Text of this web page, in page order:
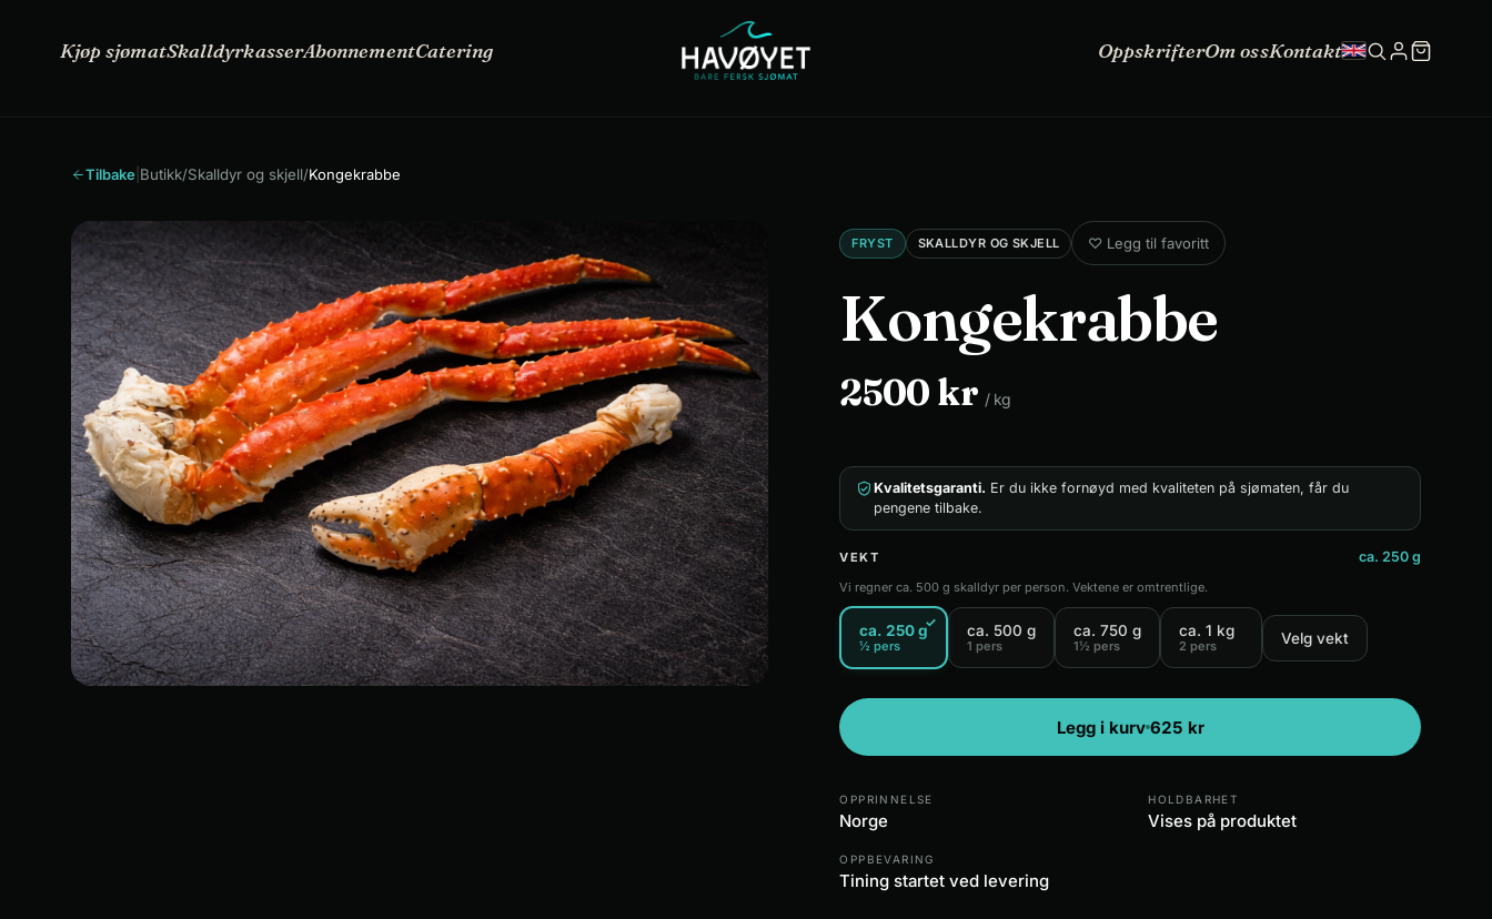
sjømat
Tilbake Butikk/Skalldyr og skjell/Kongekrabbe
FRYST SKALLDYR OG SKJELL ♡ Legg til favoritt
Kongekrabbe
2500 kr / kg
Kvalitetsgaranti. Er du ikke fornøyd med kvaliteten på sjømaten, får du
pengene tilbake.
VEKT ca. 250 g
Vi regner ca. 500 g skalldyr per person. Vektene er omtrentlige.
ca. 250 g
½ pers
✓ ca. 500 g
1 pers
ca. 750 g
1½ pers
ca. 1 kg
2 pers Velg vekt
Legg i kurv 625 kr
OPPRINNELSE
Norge
HOLDBARHET
Vises på produktet
OPPBEVARING
Tining startet ved levering
Kjøp sjømatSkalldyrkasserAbonnementCatering OppskrifterOm ossKontakt